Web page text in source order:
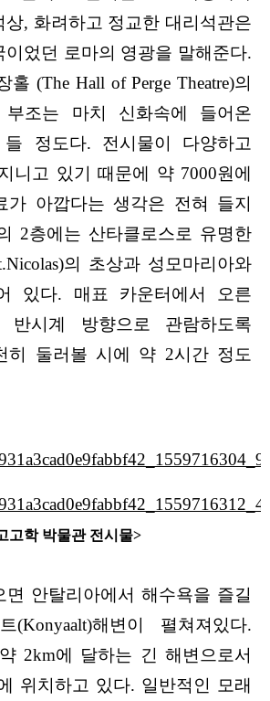
상, 화려하고 정교한 대리석관은
이었던 로마의 영광을 말해준다.
홀 (The Hall of Perge Theatre)의
조는 마치 신화속에 들어온
정도다. 전시물이 다양하고
니고 있기 때문에 약 7000원에
가 아깝다는 생각은 전혀 들지
2층에는 산타클로스로 유명한
의 초상과 성모마리아와
있다. 매표 카운터에서 오른
반시계 방향으로 관람하도록
히 둘러볼 시에 약 2시간 정도
고학 박물관 전시물>
면 안탈리아에서 해수욕을 즐길
해변이 펼쳐져있다.
2km에 달하는 긴 해변으로서
위치하고 있다. 일반적인 모래